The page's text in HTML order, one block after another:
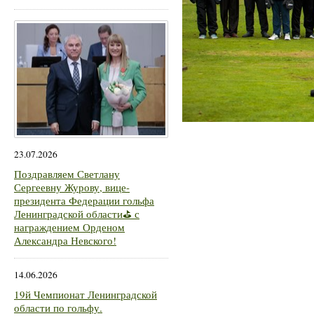
23.07.2026
Поздравляем Светлану
Сергеевну Журову, вице-
президента Федерации гольфа
Ленинградской области⛳ с
награждением Орденом
Александра Невского!
14.06.2026
19й Чемпионат Ленинградской
области по гольфу.